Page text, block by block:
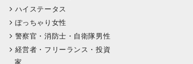
ハイステータス
ぽっちゃり女性
警察官・消防士・自衛隊男性
経営者・フリーランス・投資
家